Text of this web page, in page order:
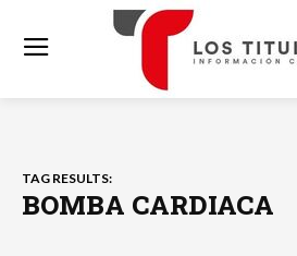
TAG RESULTS:
BOMBA CARDIACA